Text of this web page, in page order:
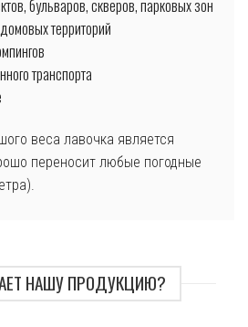
бульваров, скверов, парковых зон
территорий
транспорта
веса лавочка является
переносит любые погодные
НАШУ ПРОДУКЦИЮ?